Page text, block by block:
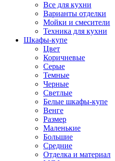
Все для кухни
Варианты отделки
Мойки и смесители
Техника для кухни
Шкафы-купе
Цвет
Коричневые
Серые
Темные
Черные
Светлые
Белые шкафы-купе
Венге
Размер
Маленькие
Большие
Средние
Отделка и материал